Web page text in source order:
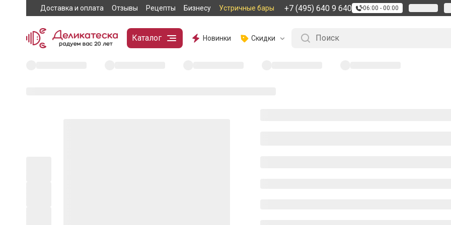
Доставка и оплата Отзывы Рецепты Бизнесу Устричные бары +7 (495) 640 9 640 06:00 - 00:00
Каталог Новинки Скидки